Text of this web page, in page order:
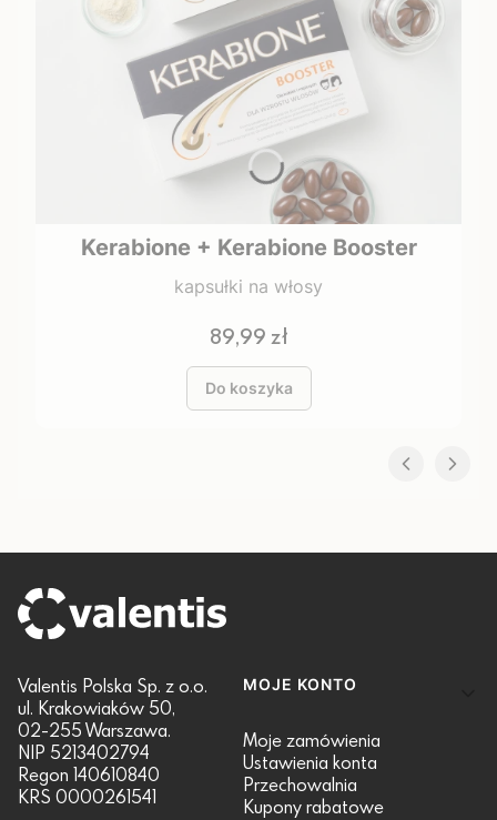
Kerabione + Kerabione Booster
kapsułki na włosy
Cena
89,99 zł
Do koszyka
Valentis Polska Sp. z o.o.
ul. Krakowiaków 50,
02-255 Warszawa.
NIP 5213402794
Regon 140610840
KRS 0000261541
Linki w stopce
MOJE KONTO
Moje zamówienia
Ustawienia konta
Przechowalnia
Kupony rabatowe